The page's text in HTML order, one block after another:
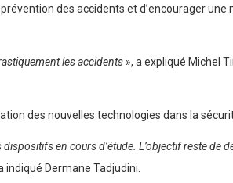
des accidents et d’encourager une
les accidents », a expliqué Michel
des nouvelles technologies dans la
en cours d’étude. L’objectif reste de
indiqué Dermane Tadjudini.